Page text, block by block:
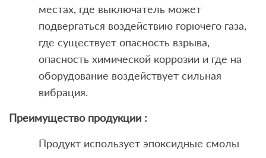
местах, где выключатель может
подвергаться воздействию горючего газа,
где существует опасность взрыва,
опасность химической коррозии и где на
оборудование воздействует сильная
вибрация.
Преимущество продукции :
Продукт использует эпоксидные смолы